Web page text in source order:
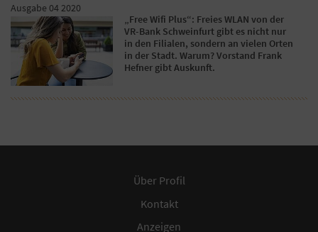
Ausgabe 04 2020
„Free Wifi Plus“: Freies WLAN von der
VR-Bank Schweinfurt gibt es nicht nur
in den Filialen, sondern an vielen Orten
in der Stadt. Warum? Vorstand Frank
Hefner gibt Auskunft.
Über Profil
Kontakt
Anzeigen